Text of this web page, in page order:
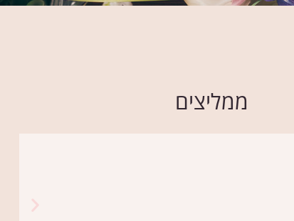
ממליצים